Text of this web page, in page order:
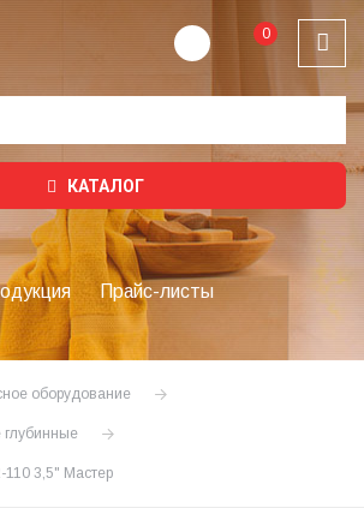
0
КАТАЛОГ
Прайс-листы
оборудование
110 3,5" Мастер